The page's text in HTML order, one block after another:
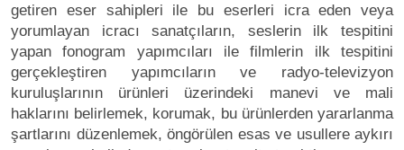
getiren eser sahipleri ile bu eserleri icra eden veya
yorumlayan icracı sanatçıların, seslerin ilk tespitini
yapan fonogram yapımcıları ile filmlerin ilk tespitini
gerçekleştiren yapımcıların ve radyo-televizyon
kuruluşlarının ürünleri üzerindeki manevi ve mali
haklarını belirlemek, korumak, bu ürünlerden yararlanma
şartlarını düzenlemek, öngörülen esas ve usullere aykırı